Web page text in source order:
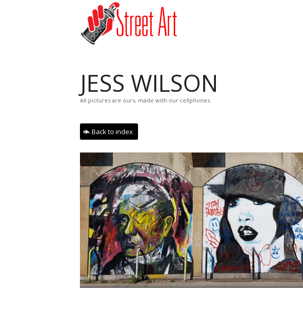
JESS WILSON
All pictures are ours, made with our cellphones.
Back to index